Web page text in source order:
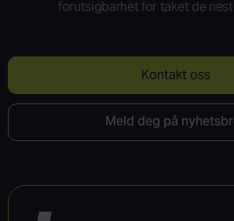
forutsigbarhet for taket de
Kontakt oss
Meld deg på